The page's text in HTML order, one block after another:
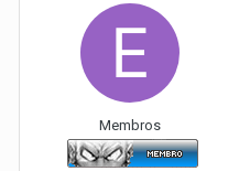
Membros